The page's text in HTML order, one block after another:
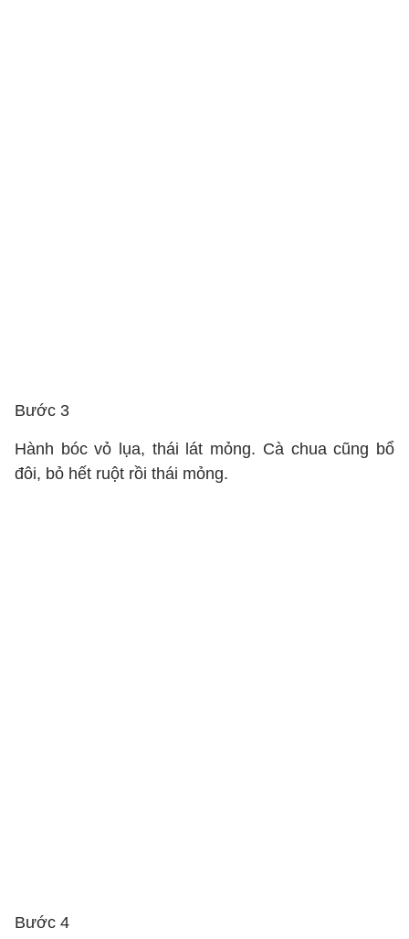
Bước 3
Hành bóc vỏ lụa, thái lát mỏng. Cà chua cũng bổ
đôi, bỏ hết ruột rồi thái mỏng.
Bước 4